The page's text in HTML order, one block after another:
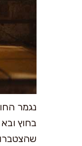
נגמר
בחוץ